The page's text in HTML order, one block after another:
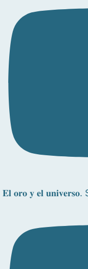
𝐄𝐥 𝐨𝐫𝐨 𝐲 𝐞𝐥